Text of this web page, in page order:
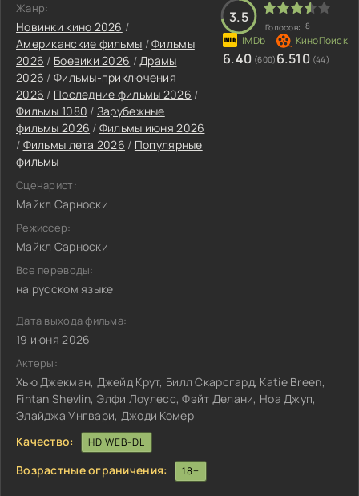
Жанр:
Новинки кино 2026 /
Американские фильмы /Фильмы
2026 / Боевики 2026 /Драмы
2026 / Фильмы-приключения
2026 / Последние фильмы 2026 /
Фильмы 1080 / Зарубежные
фильмы 2026 / Фильмы июня 2026
/ Фильмы лета 2026 / Популярные
фильмы
Сценарист:
Майкл Сарноски
Режиссер:
Майкл Сарноски
Все переводы:
на русском языке
3.5
Голосов: 8
6.40 (600) 6.510 (44)
Дата выхода фильма:
19 июня 2026
Актеры:
Хью Джекман, Джейд Крут, Билл Скарсгард, Katie Breen,
Fintan Shevlin, Элфи Лоулесс, Фэйт Делани, Ноа Джуп,
Элайджа Унгвари, Джоди Комер
Качество:
HD WEB-DL
Возрастные ограничения: 18+